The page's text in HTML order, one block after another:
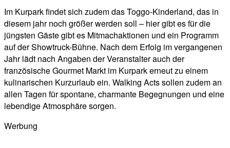
Im Kurpark findet sich zudem das Toggo-Kinderland, das in
diesem jahr noch größer werden soll – hier gibt es für die
jüngsten Gäste gibt es Mitmachaktionen und ein Programm
auf der Showtruck-Bühne. Nach dem Erfolg im vergangenen
Jahr lädt nach Angaben der Veranstalter auch der
französische Gourmet Markt im Kurpark erneut zu einem
kulinarischen Kurzurlaub ein. Walking Acts sollen zudem an
allen Tagen für spontane, charmante Begegnungen und eine
lebendige Atmosphäre sorgen.
Werbung